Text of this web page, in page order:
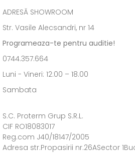
ADRESĂ SHOWROOM
Str. Vasile Alecsandri, nr 14
Programeaza-te pentru auditie!
0744.357.664
Luni - Vineri: 12:00 – 18.00
Sambata
S.C. Proterm Grup S.R.L.
CIF RO18083017
Reg.com J40/18147/2005
Adresa str.Propasirii nr.26ASector